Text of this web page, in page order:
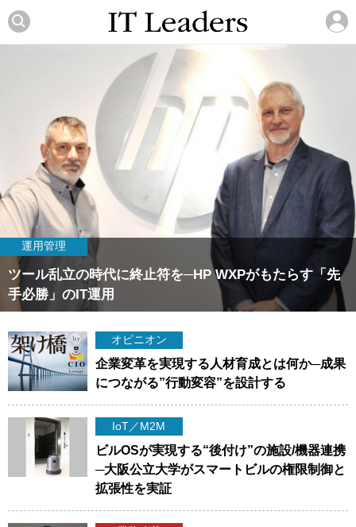
運用管理
ツール乱立の時代に終止符を─HP WXPがもたらす「先
手必勝」のIT運用
オピニオン
企業変革を実現する人材育成とは何か─成果
につながる”行動変容”を設計する
IoT／M2M
ビルOSが実現する“後付け”の施設/機器連携
─大阪公立大学がスマートビルの権限制御と
拡張性を実証